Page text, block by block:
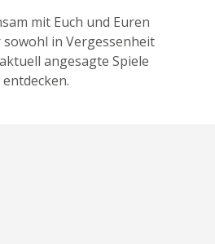
mit Euch und Euren
in Vergessenheit
angesagte Spiele